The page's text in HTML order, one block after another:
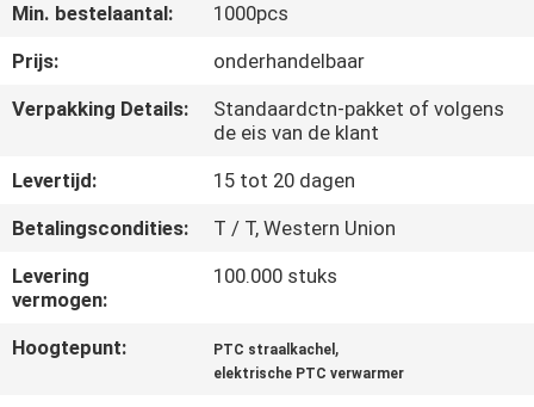
NEEM
CONTACT
MET
OP
NIEUWS
OFFERTE
Min. bestelaantal:
1000pcs
Prijs:
onderhandelbaar
Verpakking Details:
Standaardctn-pakket of volgens
de eis van de klant
Levertijd:
15 tot 20 dagen
Betalingscondities:
T / T, Western Union
Levering
vermogen:
100.000 stuks
Hoogtepunt: PTC straalkachel ,
elektrische PTC verwarmer